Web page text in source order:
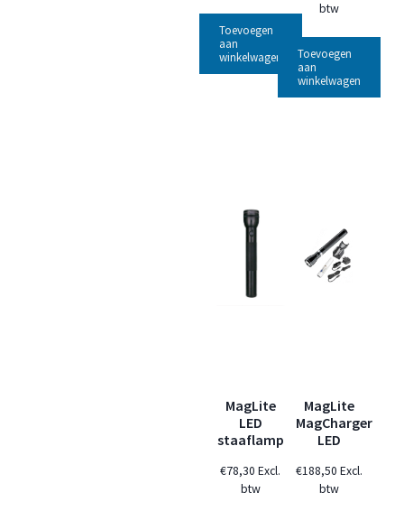
Toevoegen
aan
winkelwagen
btw
Toevoegen
aan
winkelwagen
MagLite
LED
staaflamp
€78,30 Excl.
btw
MagLite
MagCharger
LED
€188,50 Excl.
btw